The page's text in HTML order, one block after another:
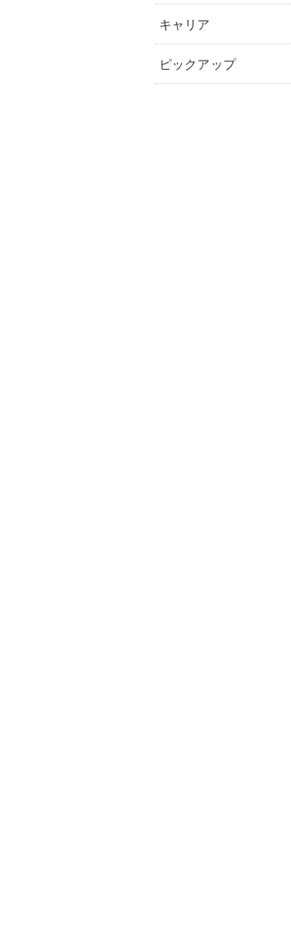
キャリア
ピックアップ